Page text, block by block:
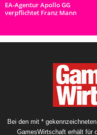
EA-Agentur Apollo GG
verpflichtet Franz Mann
Bei den mit *
GamesWirtschaft erhält für